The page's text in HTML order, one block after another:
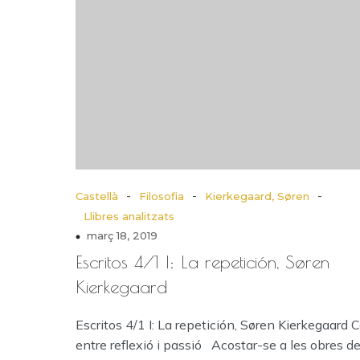
Castellà - Filosofia - Kierkegaard, Søren -
Llibres analitzats
març 18, 2019
Escritos 4/1 I: La repetición, Søren
Kierkegaard
Escritos 4/1 I: La repetición, Søren Kierkegaard
entre reflexió i passió Acostar-se a les obres